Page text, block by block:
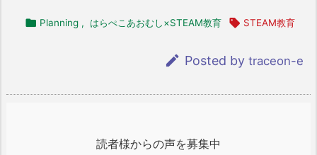
 Planning , はらぺこあおむし×STEAM教育  STEAM教育
 Posted by traceon-e
読者様からの声を募集中